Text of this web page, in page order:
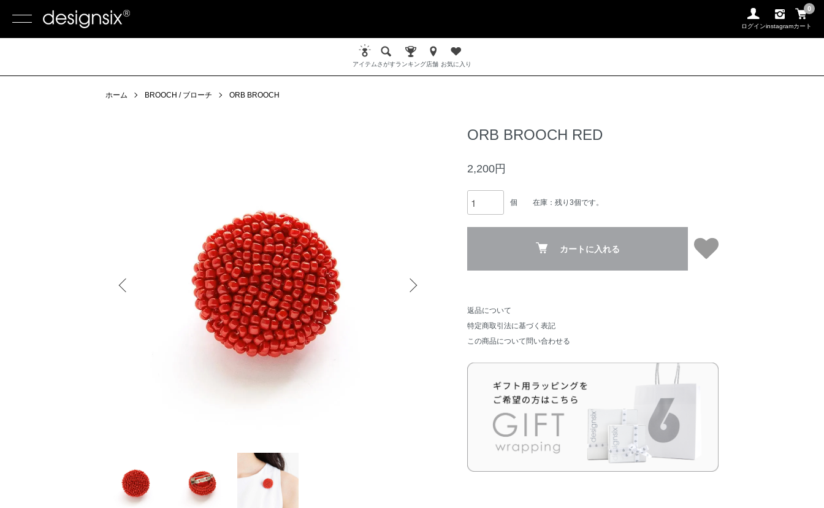
ログインinstagram
0
カート
アイテムさがすランキング店舗 お気に入り
ホーム BROOCH / ブローチ ORB BROOCH
ORB BROOCH RED
2,200円
個 在庫：残り3個です。
カートに入れる
返品について
特定商取引法に基づく表記
この商品について問い合わせる